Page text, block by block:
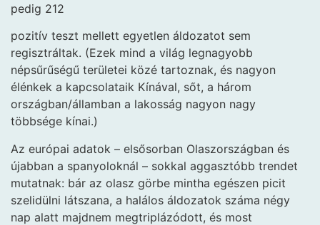
pedig 212
pozitív teszt mellett egyetlen áldozatot sem
regisztráltak. (Ezek mind a világ legnagyobb
népsűrűségű területei közé tartoznak, és nagyon
élénkek a kapcsolataik Kínával, sőt, a három
országban/államban a lakosság nagyon nagy
többsége kínai.)
Az európai adatok – elsősorban Olaszországban és
újabban a spanyoloknál – sokkal aggasztóbb trendet
mutatnak: bár az olasz görbe mintha egészen picit
szelidülni látszana, a halálos áldozatok száma négy
nap alatt majdnem megtriplázódott, és most